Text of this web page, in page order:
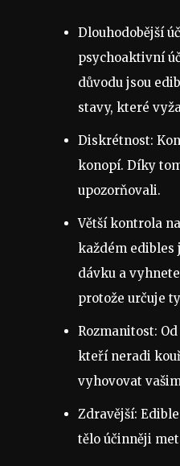
Dlouhodobější
psychoaktivní
důvodu jsou
stavy, které
Diskrétnost:
konopí. Díky
upozorňovali.
Větší kontrola
každém edibles
dávku a
protože určuje
Rozmanitost:
kteří neradi
vyhovovat
Zdravější:
tělo účinněji